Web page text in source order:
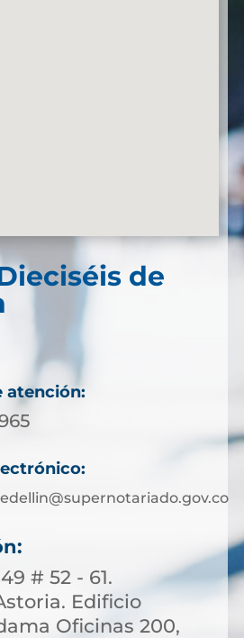
de
atención:
# 52 - 61.
Edificio
Oficinas 200,